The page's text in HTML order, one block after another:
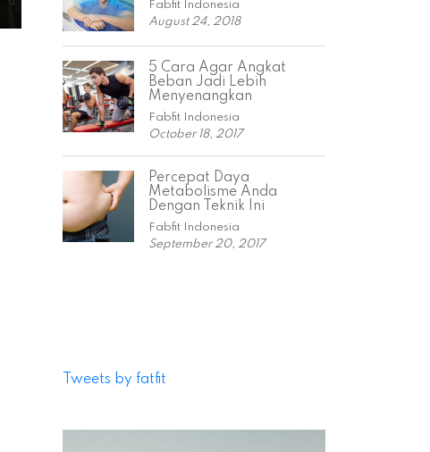
Fabfit Indonesia
August 24, 2018
5 Cara Agar Angkat
Beban Jadi Lebih
Menyenangkan
Fabfit Indonesia
October 18, 2017
Percepat Daya
Metabolisme Anda
Dengan Teknik Ini
Fabfit Indonesia
September 20, 2017
Tweets by fatfit